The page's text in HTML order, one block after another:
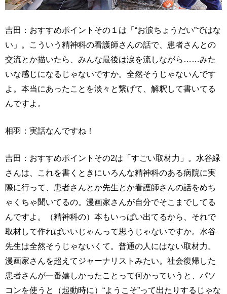
吉田：おすすめポイントその１は「“お涙ちょうだい”ではな
い」。こういう精神科の看護師さんの話で、患者さんとの
交流とか描いたら、みんな最後は涙を流しながら……みた
いな感じになるじゃないですか。全然そうじゃないんです
よ。本当にあったことを淡々と繋げて、解釈して書いてる
んですよ。
相羽：実話なんですね！
吉田：おすすめポイントその2は「すごい取材力」。水谷緑
さんは、これを書くときにいろんな精神科のある病院に実
際に行って、患者さんとか先生とか看護師さんの話をめち
ゃくちゃ聞いてるの。漫画家さんが自分でそこまでしてる
んですよ。（精神科の）本もいっぱい出てるから、それで
取材して作ればいいじゃんって思うじゃないですか。水谷
先生は全然そうじゃないくて。普通の人にはない取材力。
漫画家さんを超えてジャーナリストみたい。社会復帰した
患者さんが一番嬉しかったことって何かっていうと、パソ
コンを使うと（起動時に）“ようこそ”って出たりするじゃな